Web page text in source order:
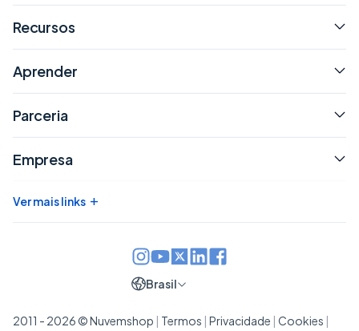
Recursos
Aprender
Parceria
Empresa
Ver mais links +
2011 - 2026 © Nuvemshop | Termos | Privacidade | Cookies |
Brasil